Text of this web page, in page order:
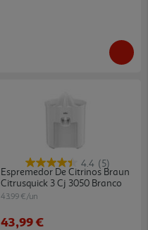
4.4 (5)
Espremedor De Citrinos Braun
Citrusquick 3 Cj 3050 Branco
43.99 €/un
43,99 €